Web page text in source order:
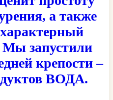
а также
Мы запустили
крепости –
ВОДА.